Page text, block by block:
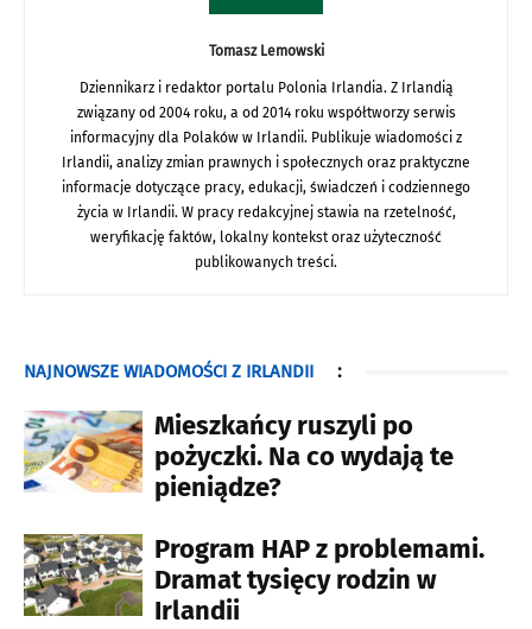
Tomasz Lemowski
Dziennikarz i redaktor portalu Polonia Irlandia. Z Irlandią
związany od 2004 roku, a od 2014 roku współtworzy serwis
informacyjny dla Polaków w Irlandii. Publikuje wiadomości z
Irlandii, analizy zmian prawnych i społecznych oraz praktyczne
informacje dotyczące pracy, edukacji, świadczeń i codziennego
życia w Irlandii. W pracy redakcyjnej stawia na rzetelność,
weryfikację faktów, lokalny kontekst oraz użyteczność
publikowanych treści.
NAJNOWSZE WIADOMOŚCI Z IRLANDII :
Mieszkańcy ruszyli po
pożyczki. Na co wydają te
pieniądze?
Program HAP z problemami.
Dramat tysięcy rodzin w
Irlandii